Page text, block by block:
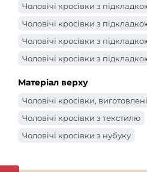
Чоловічі кросівки з
Чоловічі кросівки з
Чоловічі кросівки з
Чоловічі кросівки з
Матеріал верху
Чоловічі кросівки,
Чоловічі кросівки з текстилю
Чоловічі кросівки з нубуку